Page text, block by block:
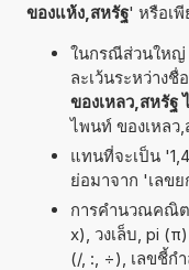
ของแห้ง,สหรัฐ' หรือเ
ในกรณีส่วนใหญ่
ละเว้นระหว่าง
ของเหลว,สหรัฐ
ไพนท์ ของเหลว
แทนที่จะเป็น
ย่อมาจาก 'เลขย
การคำนวณคณิต
x), วงเล็บ, pi
(/, :, ÷), เลขชี้ก